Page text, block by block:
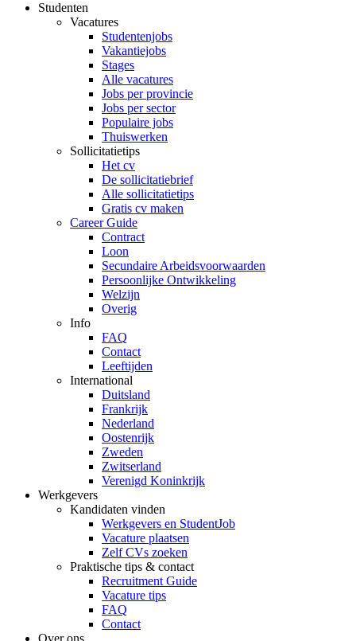
Studenten
Vacatures
Studentenjobs
Vakantiejobs
Stages
Alle vacatures
Jobs per provincie
Jobs per sector
Populaire jobs
Thuiswerken
Sollicitatietips
Het cv
De sollicitatiebrief
Alle sollicitatietips
Gratis cv maken
Career Guide
Contract
Loon
Secundaire Arbeidsvoorwaarden
Persoonlijke Ontwikkeling
Welzijn
Overig
Info
FAQ
Contact
Leeftijden
International
Duitsland
Frankrijk
Nederland
Oostenrijk
Zweden
Zwitserland
Verenigd Koninkrijk
Werkgevers
Kandidaten vinden
Werkgevers en StudentJob
Vacature plaatsen
Zelf CVs zoeken
Praktische tips & contact
Recruitment Guide
Vacature tips
FAQ
Contact
Over ons